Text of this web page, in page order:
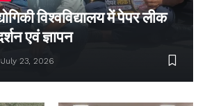
विश्वविद्यालय में पेपर लीक
एवं ज्ञापन
July 23, 2026